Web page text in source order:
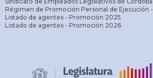
Régimen de Promoción Personal de Ejecución
Listado de agentes - Promoción 2025
Listado de agentes - Promoción 2026